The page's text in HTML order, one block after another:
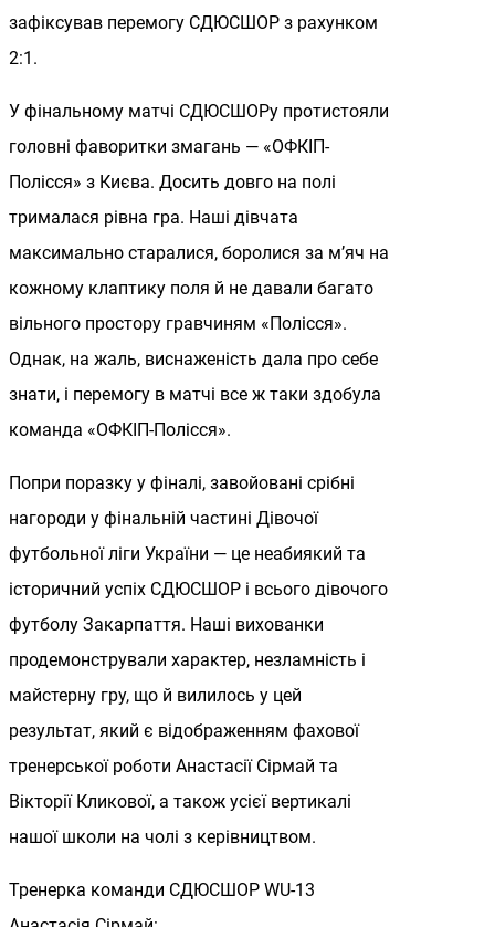
зафіксував перемогу СДЮСШОР з рахунком
2:1.
У фінальному матчі СДЮСШОРу протистояли
головні фаворитки змагань — «ОФКІП-
Полісся» з Києва. Досить довго на полі
трималася рівна гра. Наші дівчата
максимально старалися, боролися за м’яч на
кожному клаптику поля й не давали багато
вільного простору гравчиням «Полісся».
Однак, на жаль, виснаженість дала про себе
знати, і перемогу в матчі все ж таки здобула
команда «ОФКІП-Полісся».
Попри поразку у фіналі, завойовані срібні
нагороди у фінальній частині Дівочої
футбольної ліги України — це неабиякий та
історичний успіх СДЮСШОР і всього дівочого
футболу Закарпаття. Наші вихованки
продемонстрували характер, незламність і
майстерну гру, що й вилилось у цей
результат, який є відображенням фахової
тренерської роботи Анастасії Сірмай та
Вікторії Кликової, а також усієї вертикалі
нашої школи на чолі з керівництвом.
Тренерка команди СДЮСШОР WU-13